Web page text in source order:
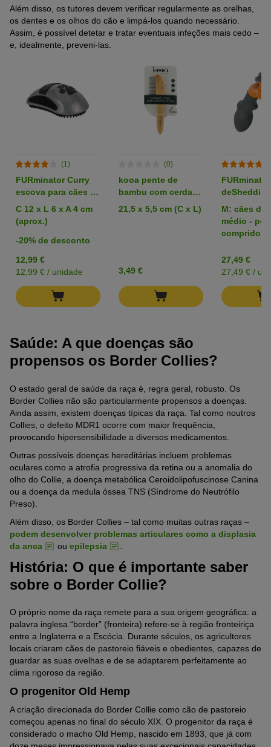
Além disso, os tutores devem verificar regularmente as orelhas,
os dentes e os olhos do cão e limpá-los quando necessário.
Assim, é possível detetar e tratar eventuais infeções mais cedo –
e, idealmente, preveni-las.
(1)
FURminator Curry
escova para cães e
gatos
C 12 x L 6 x A 4 cm
(aprox.)
-20% de desconto
12,99 €
12,99 € / unidade
(0)
kooa pente de
bambu com cerdas
rotativas
21,5 x 5,5 cm (C x L)
3,49 €
FURminator
para cães
M: cães de
médio -
comprido
27,49 €
27,49 € /
Saúde: A que doenças são
propensos os Border Collies?
O estado geral de saúde da raça é, regra geral, robusto. Os
Border Collies não são particularmente propensos a doenças.
Ainda assim, existem doenças típicas da raça. Tal como noutros
Collies, o defeito MDR1 ocorre com maior frequência,
provocando hipersensibilidade a diversos medicamentos.
Outras possíveis doenças hereditárias incluem problemas
oculares como a atrofia progressiva da retina ou a anomalia do
olho do Collie, a doença metabólica Ceroidolipofuscinose Canina
ou a doença da medula óssea TNS (Síndrome do Neutrófilo
Preso).
Além disso, os Border Collies – tal como muitas outras raças –
podem desenvolver problemas articulares como a displasia
da anca
ou epilepsia
História: O que é importante saber
sobre o Border Collie?
O próprio nome da raça remete para a sua origem geográfica: a
palavra inglesa “border” (fronteira) refere-se à região fronteiriça
entre a Inglaterra e a Escócia. Durante séculos, os agricultores
locais criaram cães de pastoreio fiáveis e obedientes, capazes de
guardar as suas ovelhas e de se adaptarem perfeitamente ao
clima rigoroso da região.
O progenitor Old Hemp
A criação direcionada do Border Collie como cão de pastoreio
começou apenas no final do século XIX. O progenitor da raça é
considerado o macho Old Hemp, nascido em 1893, que já com